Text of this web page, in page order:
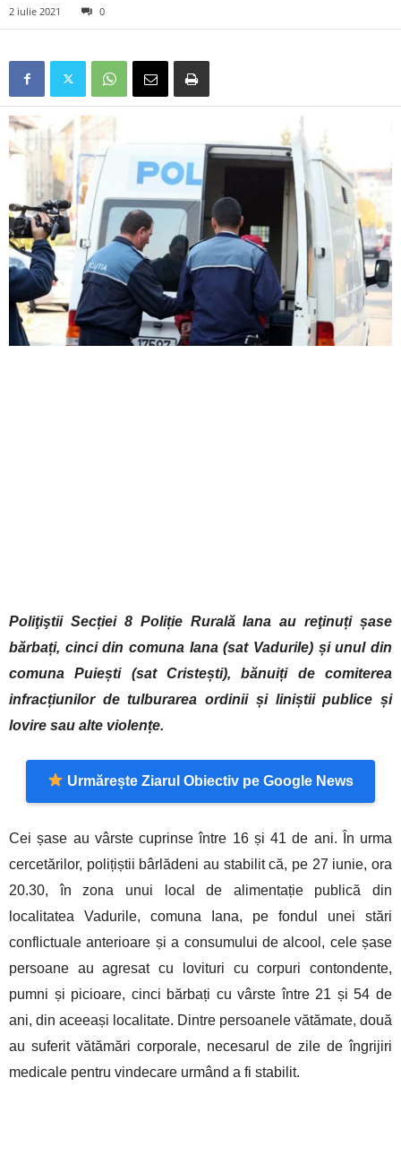
2 iulie 2021 0
Poliţiştii Secției 8 Poliție Rurală Iana au reţinuți șase
bărbați, cinci din comuna Iana(sat Vadurile) și unul din
comuna Puiești (sat Cristești), bănuiți de comiterea
infracțiunilor de tulburarea ordinii și liniștii publice și
lovire sau alte violențe.
Urmărește Ziarul Obiectiv pe Google News
Cei șase au vârste cuprinse între 16 și 41 de ani. În urma
cercetărilor, polițiștii bârlădeni au stabilit că, pe 27 iunie, ora
20.30, în zona unui local de alimentație publică din
localitatea Vadurile, comuna Iana, pe fondul unei stări
conflictuale anterioare și a consumului de alcool, cele șase
persoane au agresat cu lovituri cu corpuri contondente,
pumni și picioare, cinci bărbați cu vârste între 21 și 54 de
ani, din aceeași localitate. Dintre persoanele vătămate, două
au suferit vătămări corporale, necesarul de zile de îngrijiri
medicale pentru vindecare urmând a fi stabilit.